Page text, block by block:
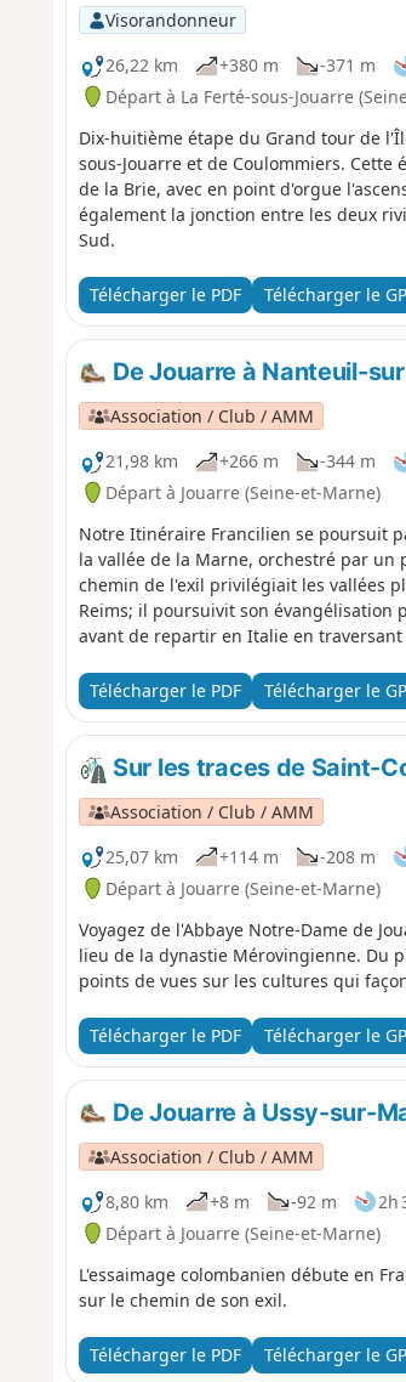
Visorandonneur
26,22 km
+380 m -371 m
Départ à La Ferté-sous-Jouarre
Dix-huitième étape du Grand tour de
sous-Jouarre et de Coulommiers.
de la Brie, avec en point d'orgue
également la jonction entre les deux
Sud.
Télécharger le PDF Télécharger le
De Jouarre à Nanteuil-
Association / Club / AMM
21,98 km
+266 m -344 m
Départ à Jouarre (Seine-et-Marne)
Notre Itinéraire Francilien se poursuit
la vallée de la Marne, orchestré par
chemin de l'exil privilégiait les vallées
Reims; il poursuivit son évangélisation
avant de repartir en Italie en
Télécharger le PDF Télécharger le
Sur les traces de Saint-
Association / Club / AMM
25,07 km
+114 m -208 m
Départ à Jouarre (Seine-et-Marne)
Voyagez de l'Abbaye Notre-Dame de
lieu de la dynastie Mérovingienne. Du
points de vues sur les cultures qui
Télécharger le PDF Télécharger le
De Jouarre à Ussy-sur-
Association / Club / AMM
8,80 km
+8 m -92 m 2h
Départ à Jouarre (Seine-et-Marne)
L'essaimage colombanien débute en
sur le chemin de son exil.
Télécharger le PDF Télécharger le